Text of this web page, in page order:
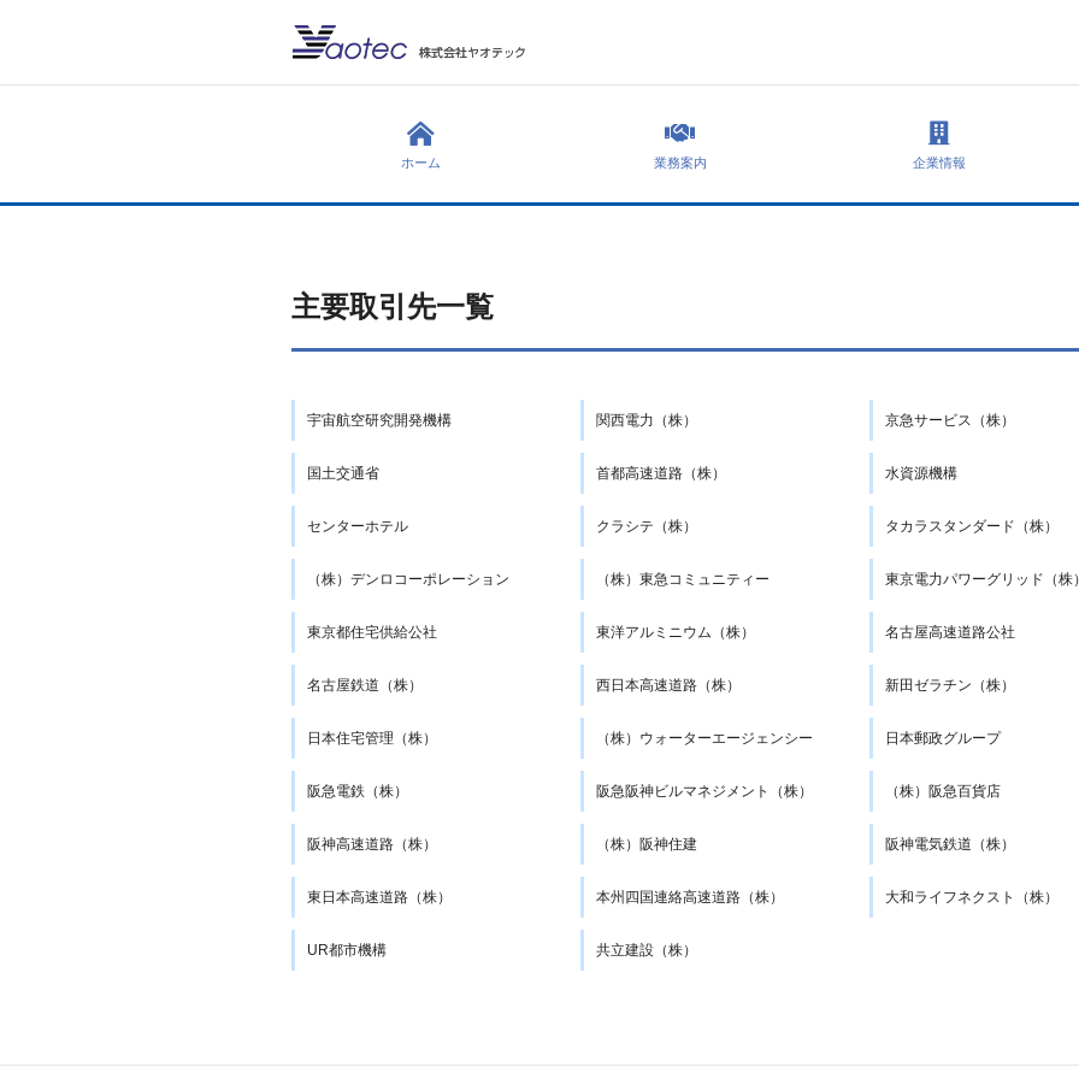
ホーム 業務案内 企業情報
主要取引先一覧
宇宙航空研究開発機構 関西電力（株） 京急サービス（株）
国土交通省 首都高速道路（株） 水資源機構
センターホテル クラシテ（株） タカラスタンダード（株）
（株）デンロコーポレーション （株）東急コミュニティー 東京電力パワーグリッド（株
東京都住宅供給公社 東洋アルミニウム（株） 名古屋高速道路公社
名古屋鉄道（株） 西日本高速道路（株） 新田ゼラチン（株）
日本住宅管理（株） （株）ウォーターエージェンシー 日本郵政グループ
阪急電鉄（株） 阪急阪神ビルマネジメント（株） （株）阪急百貨店
阪神高速道路（株） （株）阪神住建 阪神電気鉄道（株）
東日本高速道路（株） 本州四国連絡高速道路（株） 大和ライフネクスト（株）
UR都市機構 共立建設（株）